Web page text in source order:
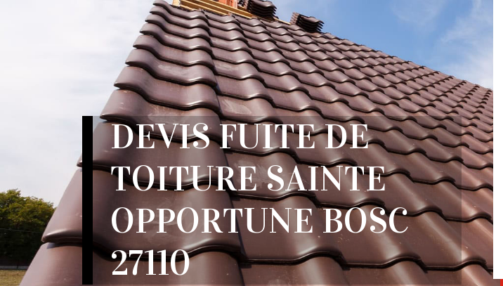
DEVIS FUITE DE
TOITURE SAINTE
OPPORTUNE BOSC
27110